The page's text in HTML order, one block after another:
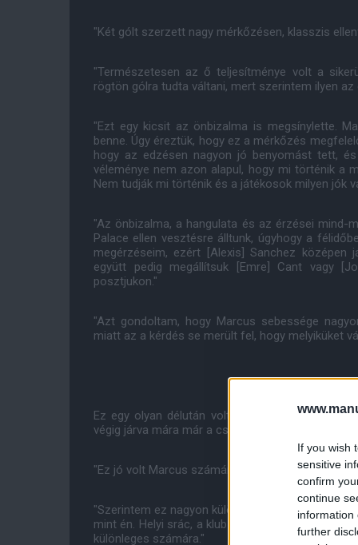
If you wish
sensitive
confirm
continue
information
further
"Két gólt szerzett nagy mérkőzésen, klasszis
"Természetesen az ő teljesítménye volt a
rögtön gólra tudta váltani, mert szerintem ilyen
"Ezt egy kicsit az önbizalma is megsínylette.
benne. Úgy éreztük, hogy ez a mérkőzés
hogy az edzésen nagyon jó benyomást tett,
véleménye nem azon alapul, hogy mi történik a
Nem tudják mi történik és a játékosok milyen jók
"Az önbizalma, a hangulata és az érzései mind-
Palace ellen vesztésre álltunk, úgyhogy a
megérzéseim, ezért [Alexis] Sanchez
együtt pedig megállítsuk [Emre] Cant vagy
posztjukon."
"Azt gondoltam, hogy Marcus sebessége
miatt az a kérdés se merült fel, hogy melyiküket
Ez egy olyan délután volt, amely még sokáig
végig járva mára már a csapat egyik húzóneve.
"Ez jó volt Marcus számára, ahogyan nekünk is" -
"Szerintem ez nagyon különleges volt neki. Ő
mint én. Helyi srác, a klub akadémiájáról, az
különleges számára."